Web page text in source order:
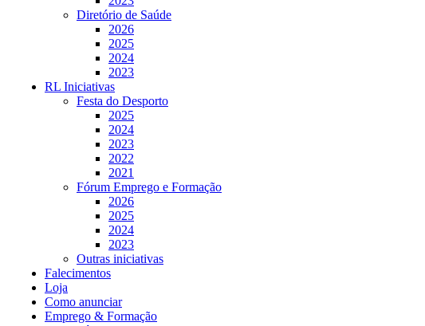
Diretório de Saúde
2026
2025
2024
2023
RL Iniciativas
Festa do Desporto
2025
2024
2023
2022
2021
Fórum Emprego e Formação
2026
2025
2024
2023
Outras iniciativas
Falecimentos
Loja
Como anunciar
Emprego & Formação